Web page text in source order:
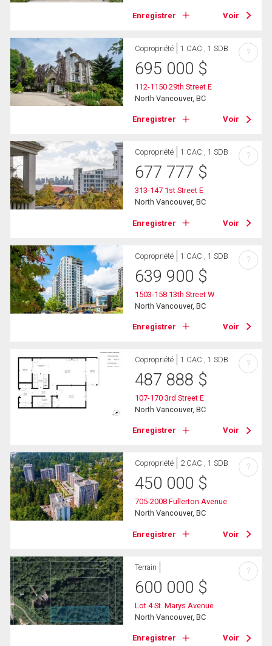
Enregistrer Voir
Copropriété 1 CAC , 1 SDB
695 000 $
112-1150 29th Street E
North Vancouver, BC
Enregistrer Voir
?
Copropriété 1 CAC , 1 SDB
677 777 $
313-147 1st Street E
North Vancouver, BC
Enregistrer Voir
?
Copropriété 1 CAC , 1 SDB
639 900 $
1503-158 13th Street W
North Vancouver, BC
Enregistrer Voir
?
Copropriété 1 CAC , 1 SDB
487 888 $
107-170 3rd Street E
North Vancouver, BC
Enregistrer Voir
?
Copropriété 2 CAC , 1 SDB
450 000 $
705-2008 Fullerton Avenue
North Vancouver, BC
Enregistrer Voir
?
Terrain
600 000 $
Lot 4 St. Marys Avenue
North Vancouver, BC
Enregistrer Voir
?